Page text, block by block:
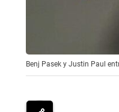
Benj Pasek y Justin Paul